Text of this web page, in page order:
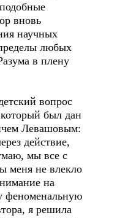
вновь
научных
любых
в плену
вопрос
который был дан
Левашовым:
действие,
мы все с
меня не влекло
на
феноменальную
я решила